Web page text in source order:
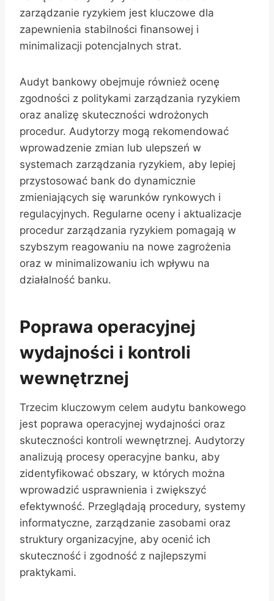
zarządzanie ryzykiem jest kluczowe dla
zapewnienia stabilności finansowej i
minimalizacji potencjalnych strat.
Audyt bankowy obejmuje również ocenę
zgodności z politykami zarządzania ryzykiem
oraz analizę skuteczności wdrożonych
procedur. Audytorzy mogą rekomendować
wprowadzenie zmian lub ulepszeń w
systemach zarządzania ryzykiem, aby lepiej
przystosować bank do dynamicznie
zmieniających się warunków rynkowych i
regulacyjnych. Regularne oceny i aktualizacje
procedur zarządzania ryzykiem pomagają w
szybszym reagowaniu na nowe zagrożenia
oraz w minimalizowaniu ich wpływu na
działalność banku.
Poprawa operacyjnej
wydajności i kontroli
wewnętrznej
Trzecim kluczowym celem audytu bankowego
jest poprawa operacyjnej wydajności oraz
skuteczności kontroli wewnętrznej. Audytorzy
analizują procesy operacyjne banku, aby
zidentyfikować obszary, w których można
wprowadzić usprawnienia i zwiększyć
efektywność. Przeglądają procedury, systemy
informatyczne, zarządzanie zasobami oraz
struktury organizacyjne, aby ocenić ich
skuteczność i zgodność z najlepszymi
praktykami.